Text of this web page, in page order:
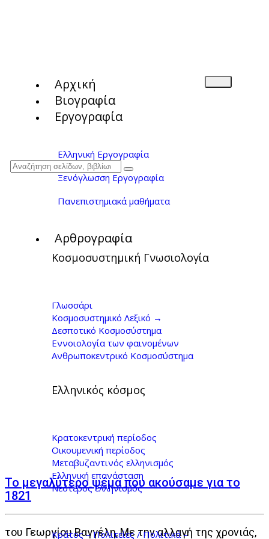
Αρχική
Βιογραφία
Εργογραφία
Ελληνική Εργογραφία
Ξενόγλωσση Εργογραφία
Πανεπιστημιακά μαθήματα
Αρθρογραφία
Κοσμοσυστημική Γνωσιολογία
Γλωσσάρι
Κοσμοσυστημικό Λεξικό →
Δεσποτικό Κοσμοσύστημα
Εννοιολογία των φαινομένων
Ανθρωποκεντρικό Κοσμοσύστημα
Ελληνικός κόσμος
Κρατοκεντρική περίοδος
Οικουμενική περίοδος
Μεταβυζαντινός ελληνισμός
Ελληνική επανάσταση
Νεότερος ελληνισμός
Κράτος – Πολιτείες / Πολιτικά –
Γεωργίου|Ελληνική
επανάσταση Αρχεία -
Γιώργος Κοντογιώργης
Το μεγαλύτερο ψέμα που ακούσαμε για το
1821
του Γεωργίου Βαγγέλη, Με την αλλαγή της χρονιάς,